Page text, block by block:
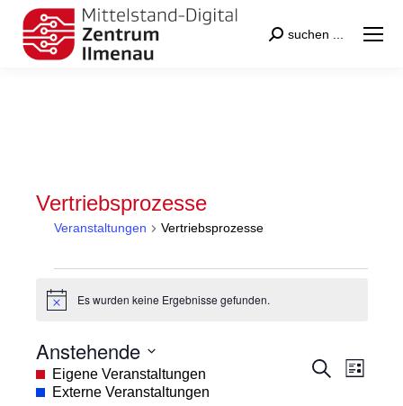
Search:
suchen ...
Vertriebsprozesse
Veranstaltungen Vertriebsprozesse
Veranstaltungen
HinweisEs wurden keine Ergebnisse gefunden.
Suche
Liste
Anstehende
Datum
wählen.
Eigene Veranstaltungen
Externe Veranstaltungen